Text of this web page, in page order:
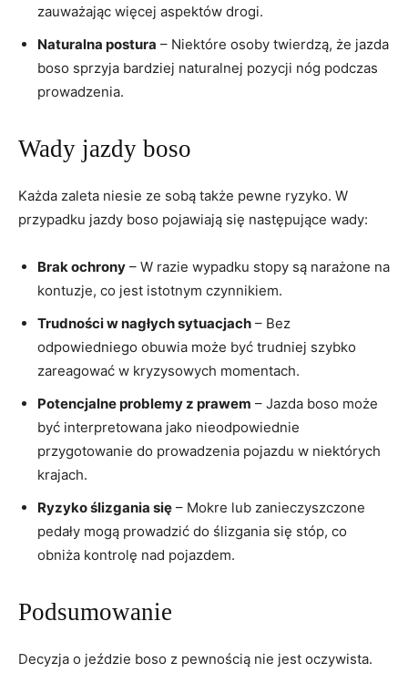
zauważając więcej aspektów drogi.
Naturalna postura – Niektóre osoby twierdzą, że jazda
boso sprzyja bardziej naturalnej pozycji nóg podczas
prowadzenia.
Wady jazdy boso
Każda zaleta niesie ze sobą także pewne ryzyko. W
przypadku jazdy boso pojawiają się następujące wady:
Brak ochrony – W razie wypadku stopy są narażone na
kontuzje, co jest istotnym czynnikiem.
Trudności w nagłych sytuacjach – Bez
odpowiedniego obuwia może być trudniej szybko
zareagować w kryzysowych momentach.
Potencjalne problemy z prawem – Jazda boso może
być interpretowana jako nieodpowiednie
przygotowanie do prowadzenia pojazdu w niektórych
krajach.
Ryzyko ślizgania się – Mokre lub zanieczyszczone
pedały mogą prowadzić do ślizgania się stóp, co
obniża kontrolę nad pojazdem.
Podsumowanie
Decyzja o jeździe boso z pewnością nie jest oczywista.